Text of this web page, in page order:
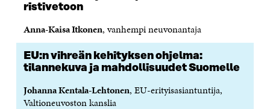
U
U
U
U
U
E
T
U
U
U
D
U
U
U
U
E
T
U
U
U
D
K
I
ristivetoon
Anna-Kaisa Itkonen, vanhempi neuvonantaja
EU:n vihreän kehityksen ohjelma:
tilannekuva ja mahdollisuudet Suomelle
Johanna Kentala-Lehtonen, EU-erityisasiantuntija,
Valtioneuvoston kanslia